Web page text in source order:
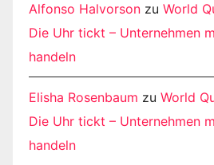
Alfonso Halvorson zu World
Die Uhr tickt – Unternehmen
handeln
Elisha Rosenbaum zu World
Die Uhr tickt – Unternehmen
handeln